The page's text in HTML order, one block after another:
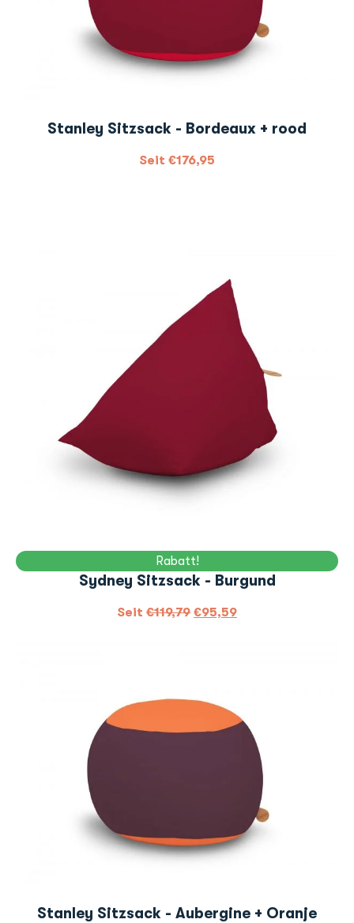
Stanley Sitzsack - Bordeaux + rood
Seit €176,95
Rabatt!
Sydney Sitzsack - Burgund
Seit €119,79 €95,59
Stanley Sitzsack - Aubergine + Oranje